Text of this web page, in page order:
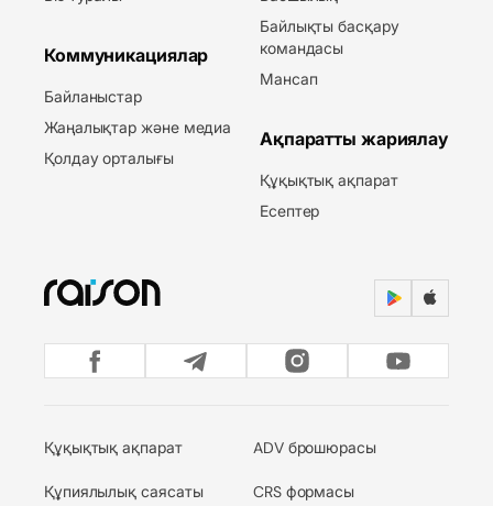
Коммуникациялар
Байланыстар
Жаңалықтар және медиа
Қолдау орталығы
Байлықты басқару
командасы
Мансап
Ақпаратты жариялау
Құқықтық ақпарат
Есептер
Құқықтық ақпарат
Құпиялылық саясаты
ADV брошюрасы
CRS формасы